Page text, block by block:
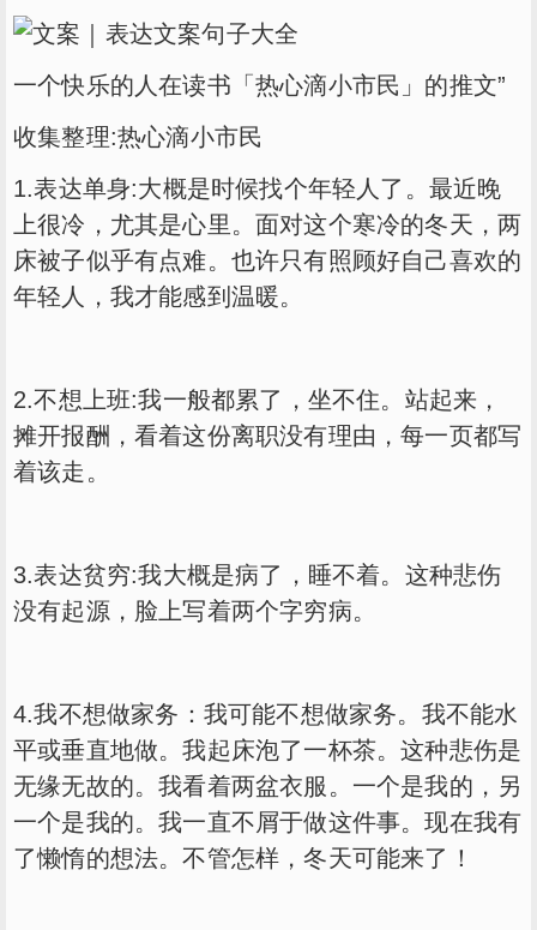
一个快乐的人在读书「热心滴小市民 」的推文”
收集整理:热心滴小市民
1.表达单身:大概是时候找个年轻人了。最近晚
上很冷，尤其是心里。面对这个寒冷的冬天，两
床被子似乎有点难。也许只有照顾好自己喜欢的
年轻人，我才能感到温暖。
2.不想上班:我一般都累了，坐不住。站起来，
摊开报酬，看着这份离职没有理由，每一页都写
着该走。
3.表达贫穷:我大概是病了，睡不着。这种悲伤
没有起源，脸上写着两个字穷病。
4.我不想做家务：我可能不想做家务。我不能水
平或垂直地做。我起床泡了一杯茶。这种悲伤是
无缘无故的。我看着两盆衣服。一个是我的，另
一个是我的。我一直不屑于做这件事。现在我有
了懒惰的想法。不管怎样，冬天可能来了！